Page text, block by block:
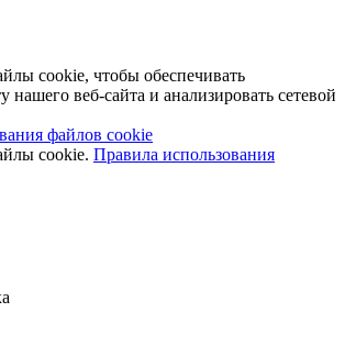
cookie, чтобы обеспечивать
нашего веб-сайта и анализировать сетевой
файлов cookie
cookie. Правила использования